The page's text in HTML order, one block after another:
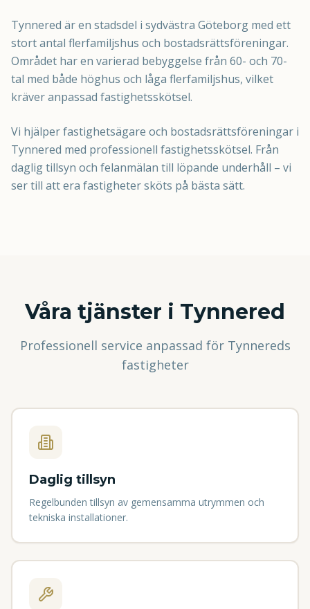
Tynnered är en stadsdel i sydvästra Göteborg med ett
stort antal flerfamiljshus och bostadsrättsföreningar.
Området har en varierad bebyggelse från 60- och 70-
tal med både höghus och låga flerfamiljshus, vilket
kräver anpassad fastighetsskötsel.
Vi hjälper fastighetsägare och bostadsrättsföreningar i
Tynnered med professionell fastighetsskötsel. Från
daglig tillsyn och felanmälan till löpande underhåll – vi
ser till att era fastigheter sköts på bästa sätt.
Våra tjänster i Tynnered
Professionell service anpassad för Tynnereds
fastigheter
Daglig tillsyn
Regelbunden tillsyn av gemensamma utrymmen och
tekniska installationer.